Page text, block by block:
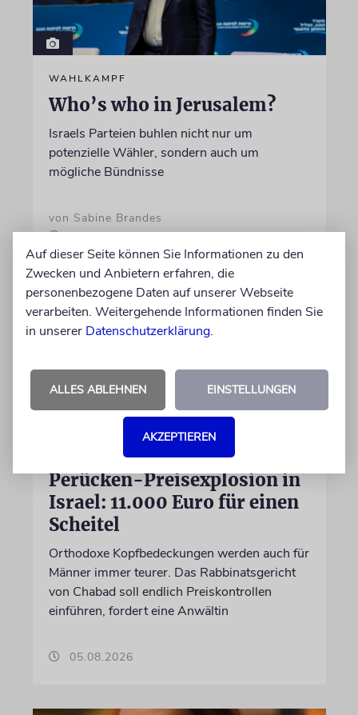
WAHLKAMPF
Who’s who in Jerusalem?
Israels Parteien buhlen nicht nur um
potenzielle Wähler, sondern auch um
mögliche Bündnisse
von Sabine Brandes
05.08.2026
Perücken-Preisexplosion in
Israel: 11.000 Euro für einen
Scheitel
Orthodoxe Kopfbedeckungen werden auch für
Männer immer teurer. Das Rabbinatsgericht
von Chabad soll endlich Preiskontrollen
einführen, fordert eine Anwältin
05.08.2026
Auf dieser Seite können Sie Informationen zu den
Zwecken und Anbietern erfahren, die
personenbezogene Daten auf unserer Webseite
verarbeiten. Weitergehende Informationen finden Sie
in unserer Datenschutzerklärung.
ALLES ABLEHNEN EINSTELLUNGEN
AKZEPTIEREN